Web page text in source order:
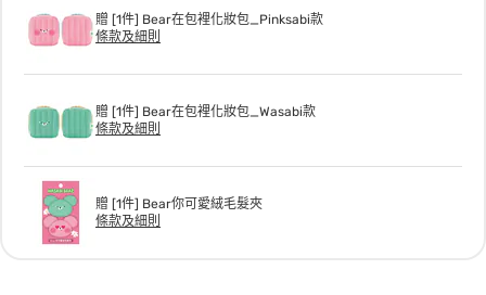
贈 [1件] Bear在包裡化妝包_Pinksabi款
條款及細則
贈 [1件] Bear在包裡化妝包_Wasabi款
條款及細則
贈 [1件] Bear你可愛絨毛髮夾
條款及細則